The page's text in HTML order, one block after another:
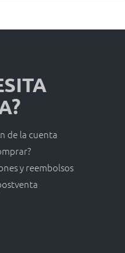
de la cuenta
y reembolsos